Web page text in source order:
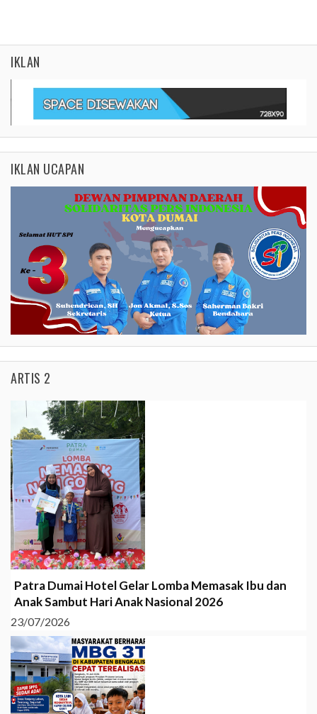
IKLAN
IKLAN UCAPAN
ARTIS 2
Patra Dumai Hotel Gelar Lomba Memasak Ibu dan
Anak Sambut Hari Anak Nasional 2026
23/07/2026